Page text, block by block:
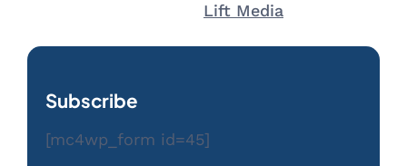
Lift Media
Subscribe
[mc4wp_form id=45]